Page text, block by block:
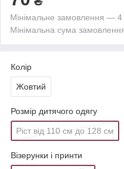
Мінімальне замовлення — 4
Мінімальна сума
Колір
Жовтий
Розмір дитячого одягу
Ріст від 110 см до 128 см
Візерунки і принти